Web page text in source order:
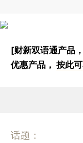
[财新双语通产品
优惠产品，按此
话题：